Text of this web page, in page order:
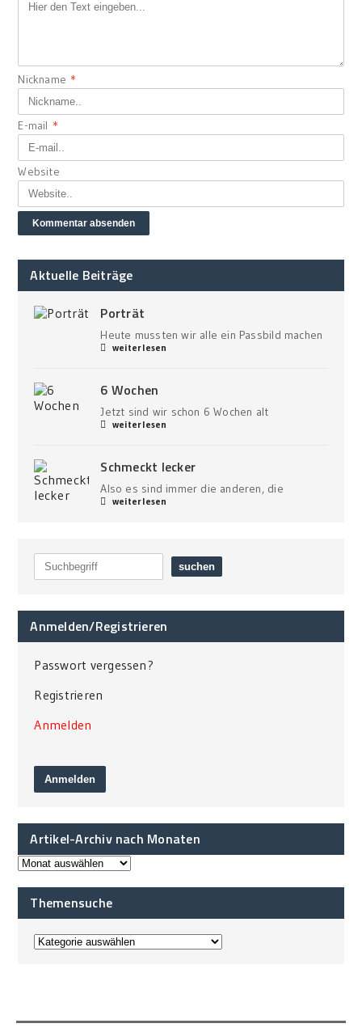
Nickname *
E-mail *
Website
Aktuelle Beiträge
Porträt
Heute mussten wir alle ein Passbild machen
weiterlesen
6 Wochen
Jetzt sind wir schon 6 Wochen alt
weiterlesen
Schmeckt lecker
Also es sind immer die anderen, die
weiterlesen
Anmelden/Registrieren
Passwort vergessen?
Registrieren
Anmelden
Artikel-Archiv nach Monaten
Themensuche